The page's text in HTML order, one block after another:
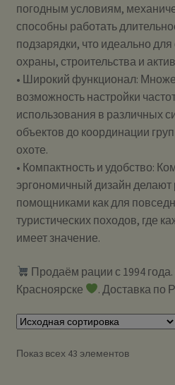
погодным условиям,
способны работать
подзарядки, что идеально
охраны, строительства и
• Широкий функционал:
возможность настройки
использования в различных
объектов до координации
охоте.
• Компактность и удобство:
эргономичный дизайн
помощниками как для
туристических походов, где
имеет значение.
Продаём рации с 1994 года.
Красноярске
. Доставка по
Показ всех 43 элементов